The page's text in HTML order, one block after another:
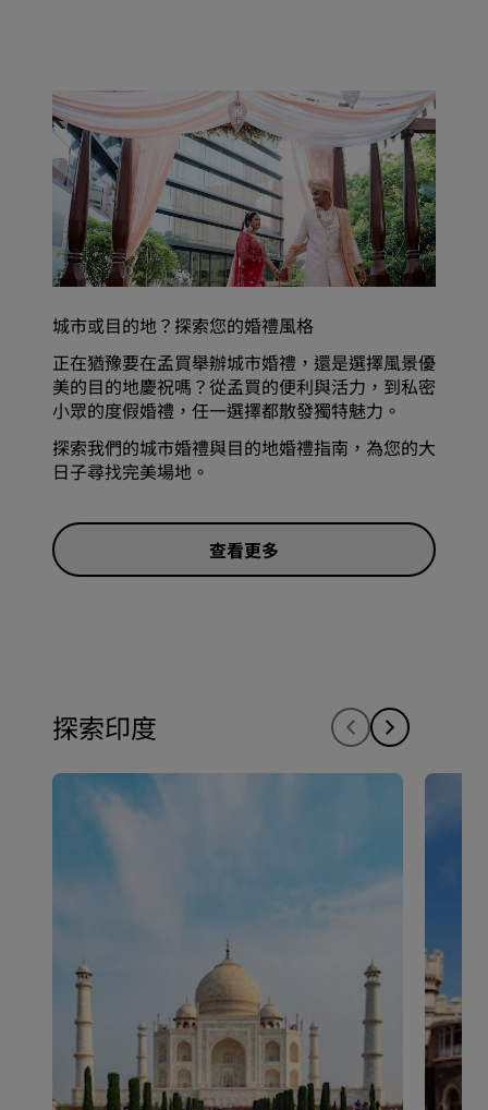
城市或目的地？探索您的婚禮風格
正在猶豫要在孟買舉辦城市婚禮，還是選擇風景優
美的目的地慶祝嗎？從孟買的便利與活力，到私密
小眾的度假婚禮，任一選擇都散發獨特魅力。
探索我們的城市婚禮與目的地婚禮指南，為您的大
日子尋找完美場地。
查看更多
探索印度